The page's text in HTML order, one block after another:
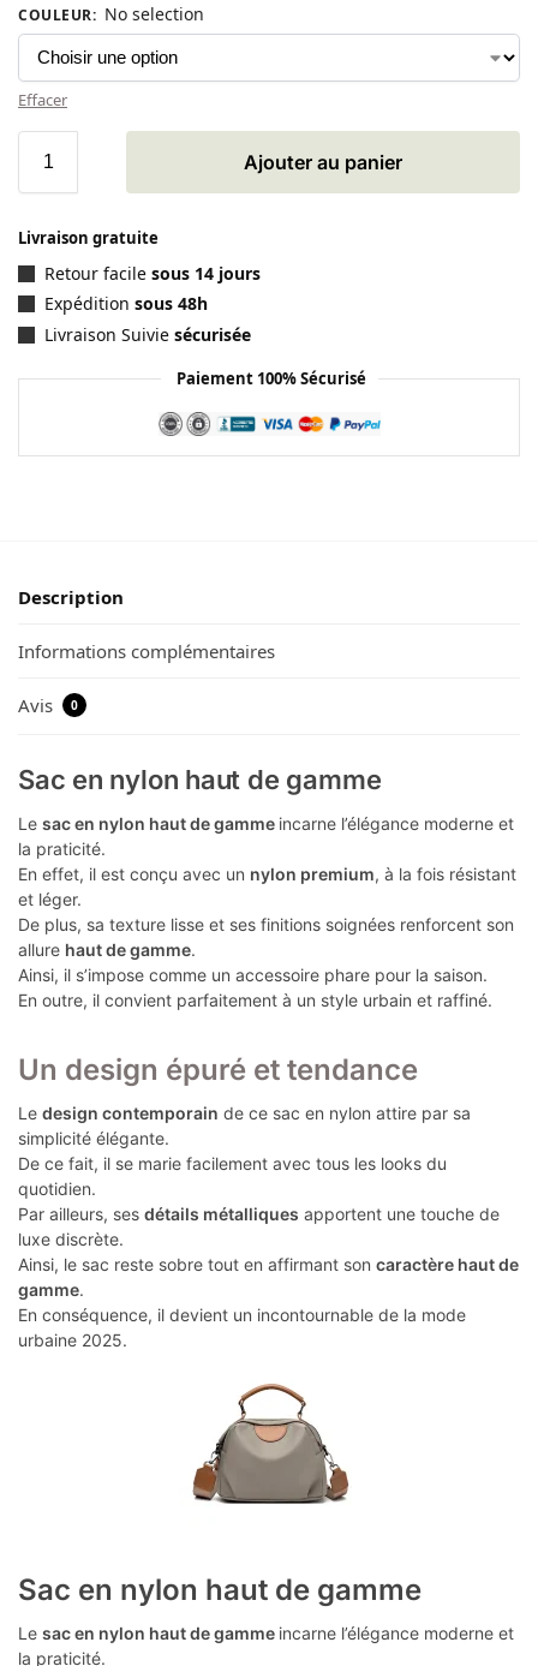
COULEUR: No selection
Effacer
Ajouter au panier
Livraison gratuite
Retour facile sous 14 jours
Expédition sous 48h
Livraison Suivie sécurisée
Paiement 100% Sécurisé
Description
Informations complémentaires
Avis 0
Sac en nylon haut de gamme
Le sac en nylon haut de gamme incarne l’élégance moderne et
la praticité.
En effet, il est conçu avec un nylon premium, à la fois résistant
et léger.
De plus, sa texture lisse et ses finitions soignées renforcent son
allure haut de gamme.
Ainsi, il s’impose comme un accessoire phare pour la saison.
En outre, il convient parfaitement à un style urbain et raffiné.
Un design épuré et tendance
Le design contemporain de ce sac en nylon attire par sa
simplicité élégante.
De ce fait, il se marie facilement avec tous les looks du
quotidien.
Par ailleurs, ses détails métalliques apportent une touche de
luxe discrète.
Ainsi, le sac reste sobre tout en affirmant son caractère haut de
gamme.
En conséquence, il devient un incontournable de la mode
urbaine 2025.
Sac en nylon haut de gamme
Le sac en nylon haut de gamme incarne l’élégance moderne et
la praticité.